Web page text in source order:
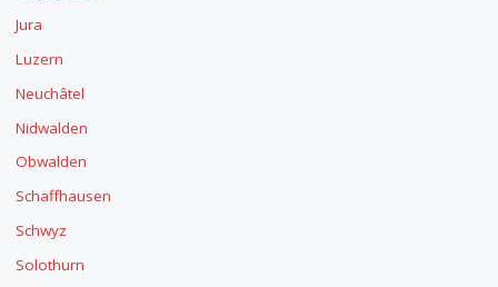
Jura
Luzern
Neuchâtel
Nidwalden
Obwalden
Schaffhausen
Schwyz
Solothurn